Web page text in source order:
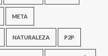
META
NATURALEZA P2P